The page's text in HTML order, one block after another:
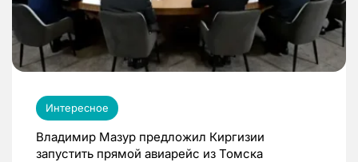
Интересное
Владимир Мазур предложил Киргизии
запустить прямой авиарейс из Томска